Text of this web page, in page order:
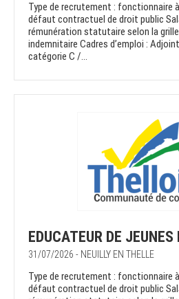
Type de recrutement : fonctionnaire
défaut contractuel de droit public
rémunération statutaire selon la
indemnitaire Cadres d’emploi :
catégorie C /...
EDUCATEUR DE
31/07/2026 - NEUILLY EN THELLE
Type de recrutement : fonctionnaire
défaut contractuel de droit public